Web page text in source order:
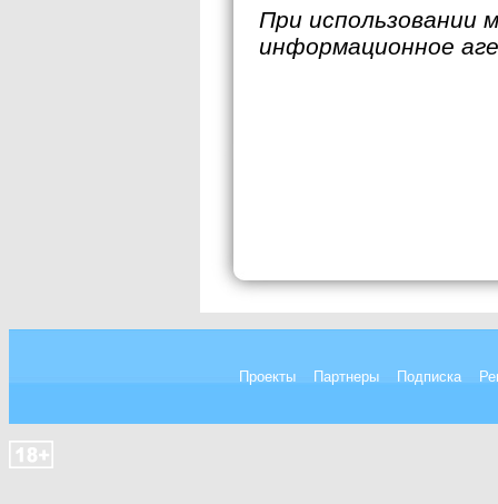
При использовании
информационное
Проекты Партнеры Подписка